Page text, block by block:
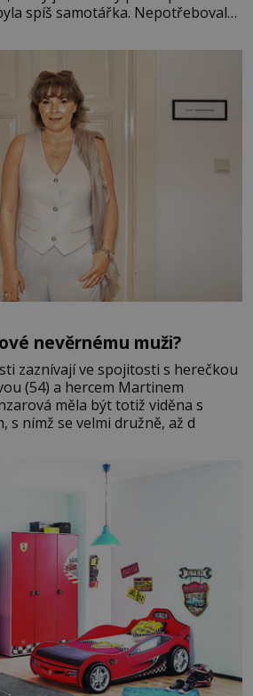
spíš samotářka. Nepotřebovala
klid. Hned po studiích jsem
nevěrnému muži?
zaznívají ve spojitosti s herečkou
(54) a hercem Martinem
měla být totiž viděna s
s nímž se velmi družně, až d